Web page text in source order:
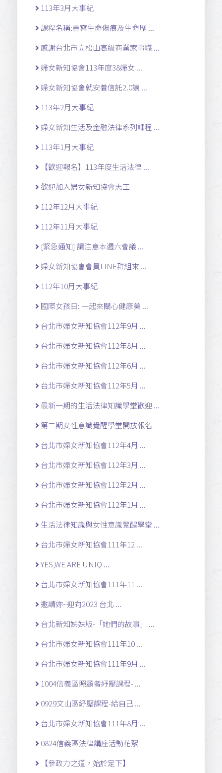
113年3月大事紀
課程名稱:書寫生命傷痕及生命歷 ...
感謝台北市立松山高級商業家事職 ...
婦女新知協會113年度38婦女 ...
婦女新知協會就安養信託2.0議 ...
113年2月大事紀
婦女新知生活及金融法律系列課程 ...
113年1月大事紀
【歡迎報名】113年度生活法律 ...
歡迎加入婦女新知協會志工
112年12月大事紀
112年11月大事紀
[緊急通知] 請注意本週六會議 ...
婦女新知協會會員LINE群組來 ...
112年10月大事紀
國際女孩日: 一起來關心健康美 ...
台北市婦女新知協會112年9月 ...
台北市婦女新知協會112年8月 ...
台北市婦女新知協會112年6月 ...
台北市婦女新知協會112年5月 ...
最新一期的生活法律知識學堂歡迎 ...
第二期女性意識覺醒學堂開放報名
台北市婦女新知協會112年4月 ...
台北市婦女新知協會112年3月 ...
台北市婦女新知協會112年2月 ...
台北市婦女新知協會112年1月 ...
生活法律知識與女性意識覺醒學堂 ...
台北市婦女新知協會111年12 ...
YES,WE ARE UNIQ ...
台北市婦女新知協會111年11 ...
邀請妳~迎向2023 台北 ...
台北新知姊妹版-「她們的故事」 ...
台北市婦女新知協會111年10 ...
台北市婦女新知協會111年9月 ...
1004信義區照顧者紓壓課程- ...
0929文山區紓壓課程-給自己 ...
台北市婦女新知協會111年8月 ...
0824信義區法律講座活動花絮
【參政力之道，始於足下】